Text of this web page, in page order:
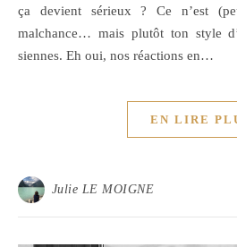
ça devient sérieux ? Ce n’est
malchance… mais plutôt ton style
siennes. Eh oui, nos réactions en…
EN LIRE
Julie LE MOIGNE